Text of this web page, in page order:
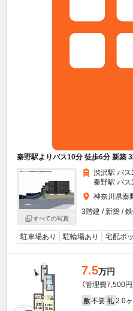
秦野駅よりバス10分 徒歩6分 新築
すべての写真
渋沢駅 バス
秦野駅 バス
神奈川県秦
3階建 / 新築 /
駐車場あり 駐輪場あり 宅配ボ
7.5万円
（管理費7,500円
敷 不要 礼 2.0